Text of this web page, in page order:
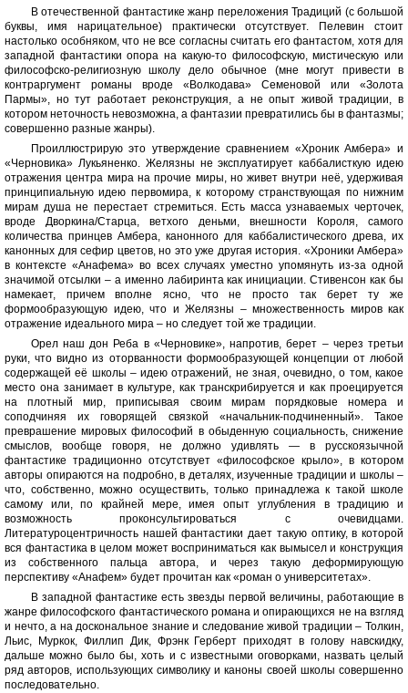
В отечественной фантастике жанр переложения Традиций (с большой
буквы, имя нарицательное) практически отсутствует. Пелевин стоит
настолько особняком, что не все согласны считать его фантастом, хотя для
западной фантастики опора на какую-то философскую, мистическую или
философско-религиозную школу дело обычное (мне могут привести в
контраргумент романы вроде «Волкодава» Семеновой или «Золота
Пармы», но тут работает реконструкция, а не опыт живой традиции, в
котором неточность невозможна, а фантазии превратились бы в фантазмы;
совершенно разные жанры).
Проиллюстрирую это утверждение сравнением «Хроник Амбера» и
«Черновика» Лукьяненко. Желязны не эксплуатирует каббалисткую идею
отражения центра мира на прочие миры, но живет внутри неё, удерживая
принципиальную идею первомира, к которому странствующая по нижним
мирам душа не перестает стремиться. Есть масса узнаваемых черточек,
вроде Дворкина/Старца, ветхого деньми, внешности Короля, самого
количества принцев Амбера, канонного для каббалистического древа, их
канонных для сефир цветов, но это уже другая история. «Хроники Амбера»
в контексте «Анафема» во всех случаях уместно упомянуть из-за одной
значимой отсылки – а именно лабиринта как инициации. Стивенсон как бы
намекает, причем вполне ясно, что не просто так берет ту же
формообразующую идею, что и Желязны – множественность миров как
отражение идеального мира – но следует той же традиции.
Орел наш дон Реба в «Черновике», напротив, берет – через третьи
руки, что видно из оторванности формообразующей концепции от любой
содержащей её школы – идею отражений, не зная, очевидно, о том, какое
место она занимает в культуре, как транскрибируется и как проецируется
на плотный мир, приписывая своим мирам порядковые номера и
соподчиняя их говорящей связкой «начальник-подчиненный». Такое
преврашение мировых философий в обыденную социальность, снижение
смыслов, вообще говоря, не должно удивлять — в русскоязычной
фантастике традиционно отсутствует «философское крыло», в котором
авторы опираются на подробно, в деталях, изученные традиции и школы –
что, собственно, можно осуществить, только принадлежа к такой школе
самому или, по крайней мере, имея опыт углубления в традицию и
возможность проконсультироваться с очевидцами.
Литературоцентричность нашей фантастики дает такую оптику, в которой
вся фантастика в целом может восприниматься как вымысел и конструкция
из собственного пальца автора, и через такую деформирующую
перспективу «Анафем» будет прочитан как «роман о университетах».
В западной фантастике есть звезды первой величины, работающие в
жанре философского фантастического романа и опирающихся не на взгляд
и нечто, а на доскональное знание и следование живой традиции – Толкин,
Льис, Муркок, Филлип Дик, Фрэнк Герберт приходят в голову навскидку,
дальше можно было бы, хоть и с известными оговорками, назвать целый
ряд авторов, использующих символику и каноны своей школы совершенно
последовательно.